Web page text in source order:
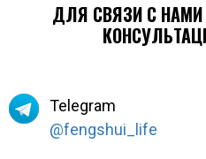
ДЛЯ СВЯЗИ С
Telegram
@fengshui_life